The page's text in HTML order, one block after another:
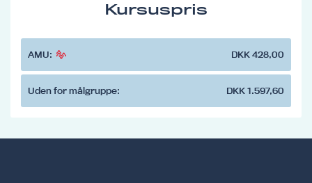
Kursuspris
AMU: DKK 428,00
Uden for målgruppe: DKK 1.597,60